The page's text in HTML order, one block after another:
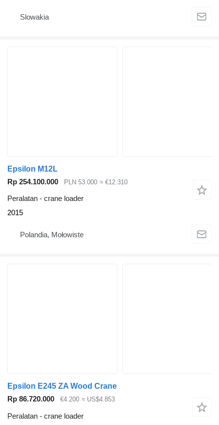
Slowakia
Epsilon M12L
Rp 254.100.000
PLN 53.000 ≈ €12.310
Peralatan - crane loader
2015
Polandia, Mołowiste
Epsilon E245 ZA Wood Crane
Rp 86.720.000
€4.200 ≈ US$4.853
Peralatan - crane loader